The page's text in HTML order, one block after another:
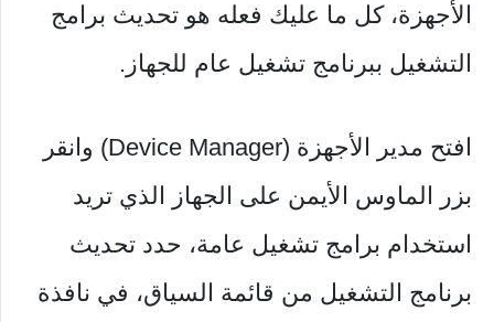
الأجهزة، كل ما عليك فعله هو تحديث برامج
التشغيل ببرنامج تشغيل عام للجهاز.
افتح مدير الأجهزة (Device Manager) وانقر
بزر الماوس الأيمن على الجهاز الذي تريد
استخدام برامج تشغيل عامة، حدد تحديث
برنامج التشغيل من قائمة السياق، في نافذة